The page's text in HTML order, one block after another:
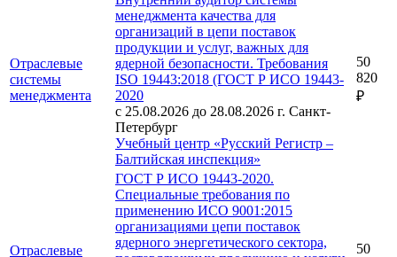
Отраслевые
системы
менеджмента
менеджмента качества для
организаций в цепи поставок
продукции и услуг, важных для
ядерной безопасности. Требования
ISO 19443:2018 (ГОСТ Р ИСО 19443-
2020
с 25.08.2026 до 28.08.2026 г. Санкт-
Петербург
Учебный центр «Русский Регистр –
Балтийская инспекция»
50
820
₽
Отраслевые
ГОСТ Р ИСО 19443-2020.
Специальные требования по
применению ИСО 9001:2015
организациями цепи поставок
ядерного энергетического сектора,
50